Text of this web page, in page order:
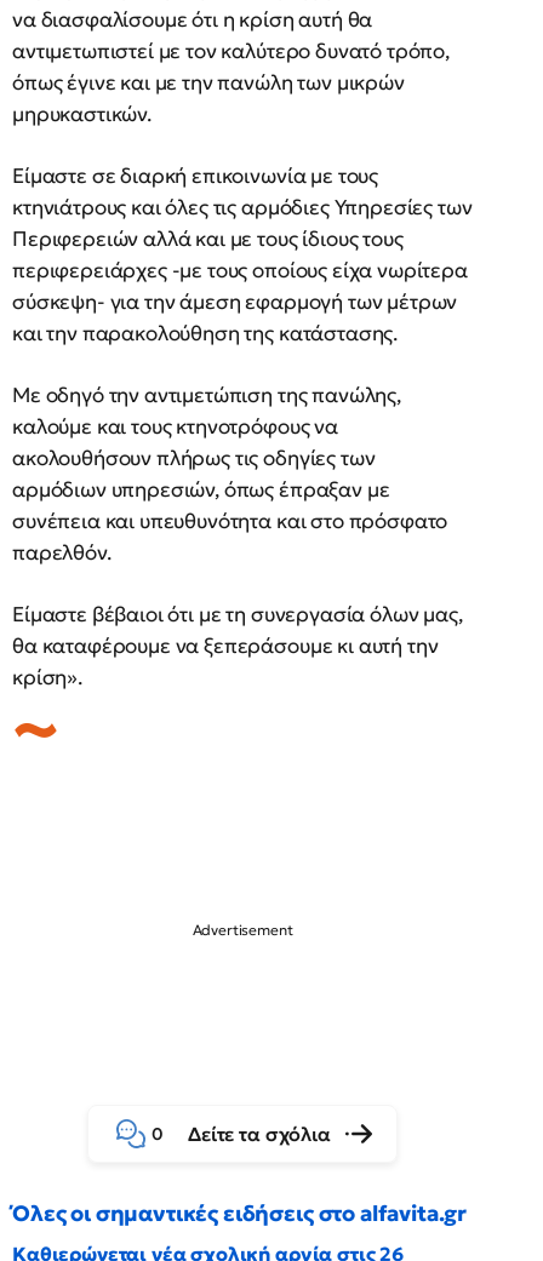
να διασφαλίσουμε ότι η κρίση αυτή θα
αντιμετωπιστεί με τον καλύτερο δυνατό τρόπο,
όπως έγινε και με την πανώλη των μικρών
μηρυκαστικών.
Είμαστε σε διαρκή επικοινωνία με τους
κτηνιάτρους και όλες τις αρμόδιες Υπηρεσίες των
Περιφερειών αλλά και με τους ίδιους τους
περιφερειάρχες -με τους οποίους είχα νωρίτερα
σύσκεψη- για την άμεση εφαρμογή των μέτρων
και την παρακολούθηση της κατάστασης.
Με οδηγό την αντιμετώπιση της πανώλης,
καλούμε και τους κτηνοτρόφους να
ακολουθήσουν πλήρως τις οδηγίες των
αρμόδιων υπηρεσιών, όπως έπραξαν με
συνέπεια και υπευθυνότητα και στο πρόσφατο
παρελθόν.
Είμαστε βέβαιοι ότι με τη συνεργασία όλων μας,
θα καταφέρουμε να ξεπεράσουμε κι αυτή την
κρίση».
0 Δείτε τα σχόλια
Όλες οι σημαντικές ειδήσεις στο alfavita.gr
Καθιερώνεται νέα σχολική αργία στις 26